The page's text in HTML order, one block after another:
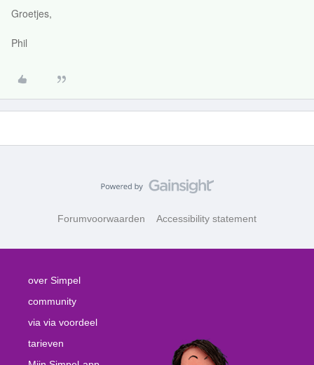
Groetjes,
Phil
Forumvoorwaarden Accessibility statement
over Simpel
community
via via voordeel
tarieven